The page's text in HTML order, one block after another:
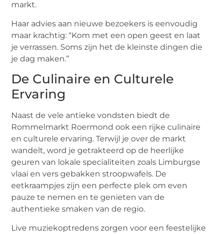
markt.
Haar advies aan nieuwe bezoekers is eenvoudig
maar krachtig: “Kom met een open geest en laat
je verrassen. Soms zijn het de kleinste dingen die
je dag maken.”
De Culinaire en Culturele
Ervaring
Naast de vele antieke vondsten biedt de
Rommelmarkt Roermond ook een rijke culinaire
en culturele ervaring. Terwijl je over de markt
wandelt, word je getrakteerd op de heerlijke
geuren van lokale specialiteiten zoals Limburgse
vlaai en vers gebakken stroopwafels. De
eetkraampjes zijn een perfecte plek om even
pauze te nemen en te genieten van de
authentieke smaken van de regio.
Live muziekoptredens zorgen voor een feestelijke